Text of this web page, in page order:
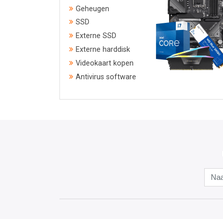
Geheugen
SSD
Externe SSD
Externe harddisk
Videokaart kopen
Antivirus software